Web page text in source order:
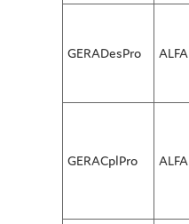
GERADesPro ALFA
GERACplPro ALFA